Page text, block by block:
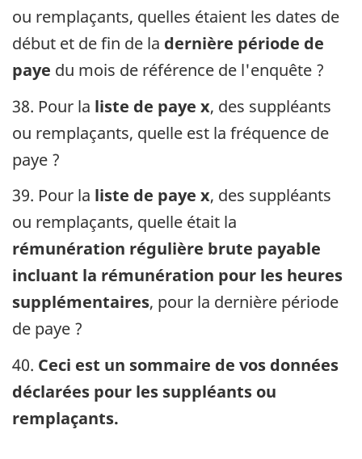
ou remplaçants, quelles étaient les dates de
début et de fin de la dernière période de
paye du mois de référence de l'enquête ?
38. Pour la liste de paye x, des suppléants
ou remplaçants, quelle est la fréquence de
paye ?
39. Pour la liste de paye x, des suppléants
ou remplaçants, quelle était la
rémunération régulière brute payable
incluant la rémunération pour les heures
supplémentaires, pour la dernière période
de paye ?
40. Ceci est un sommaire de vos données
déclarées pour les suppléants ou
remplaçants.